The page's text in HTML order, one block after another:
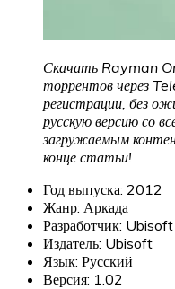
Скачать Rayman
торрентов через
регистрации, без
русскую версию со
загружаемым
конце статьи!
Год выпуска: 2012
Жанр: Аркада
Разработчик:
Издатель: Ubisoft
Язык: Русский
Версия: 1.02